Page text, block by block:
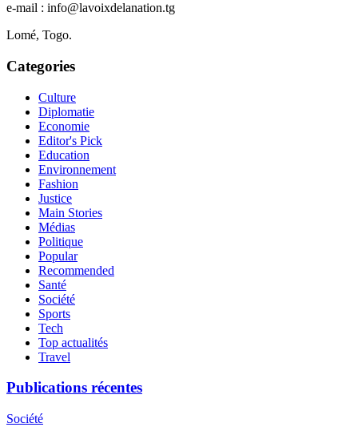
e-mail : info@lavoixdelanation.tg
Lomé, Togo.
Categories
Culture
Diplomatie
Economie
Editor's Pick
Education
Environnement
Fashion
Justice
Main Stories
Médias
Politique
Popular
Recommended
Santé
Société
Sports
Tech
Top actualités
Travel
Publications récentes
Société